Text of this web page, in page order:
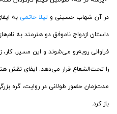
در آن شهاب حسینی و لیلا حاتمی به
داستان ازدواج ناموفق دو هنرمند به
فراوانی روبه‌رو می‌شوند و این مسیر،
را تحت‌الشعاع قرار می‌دهد. ایفای نقش
مدت‌زمان حضور طولانی در روایت، گره
باز کرد.